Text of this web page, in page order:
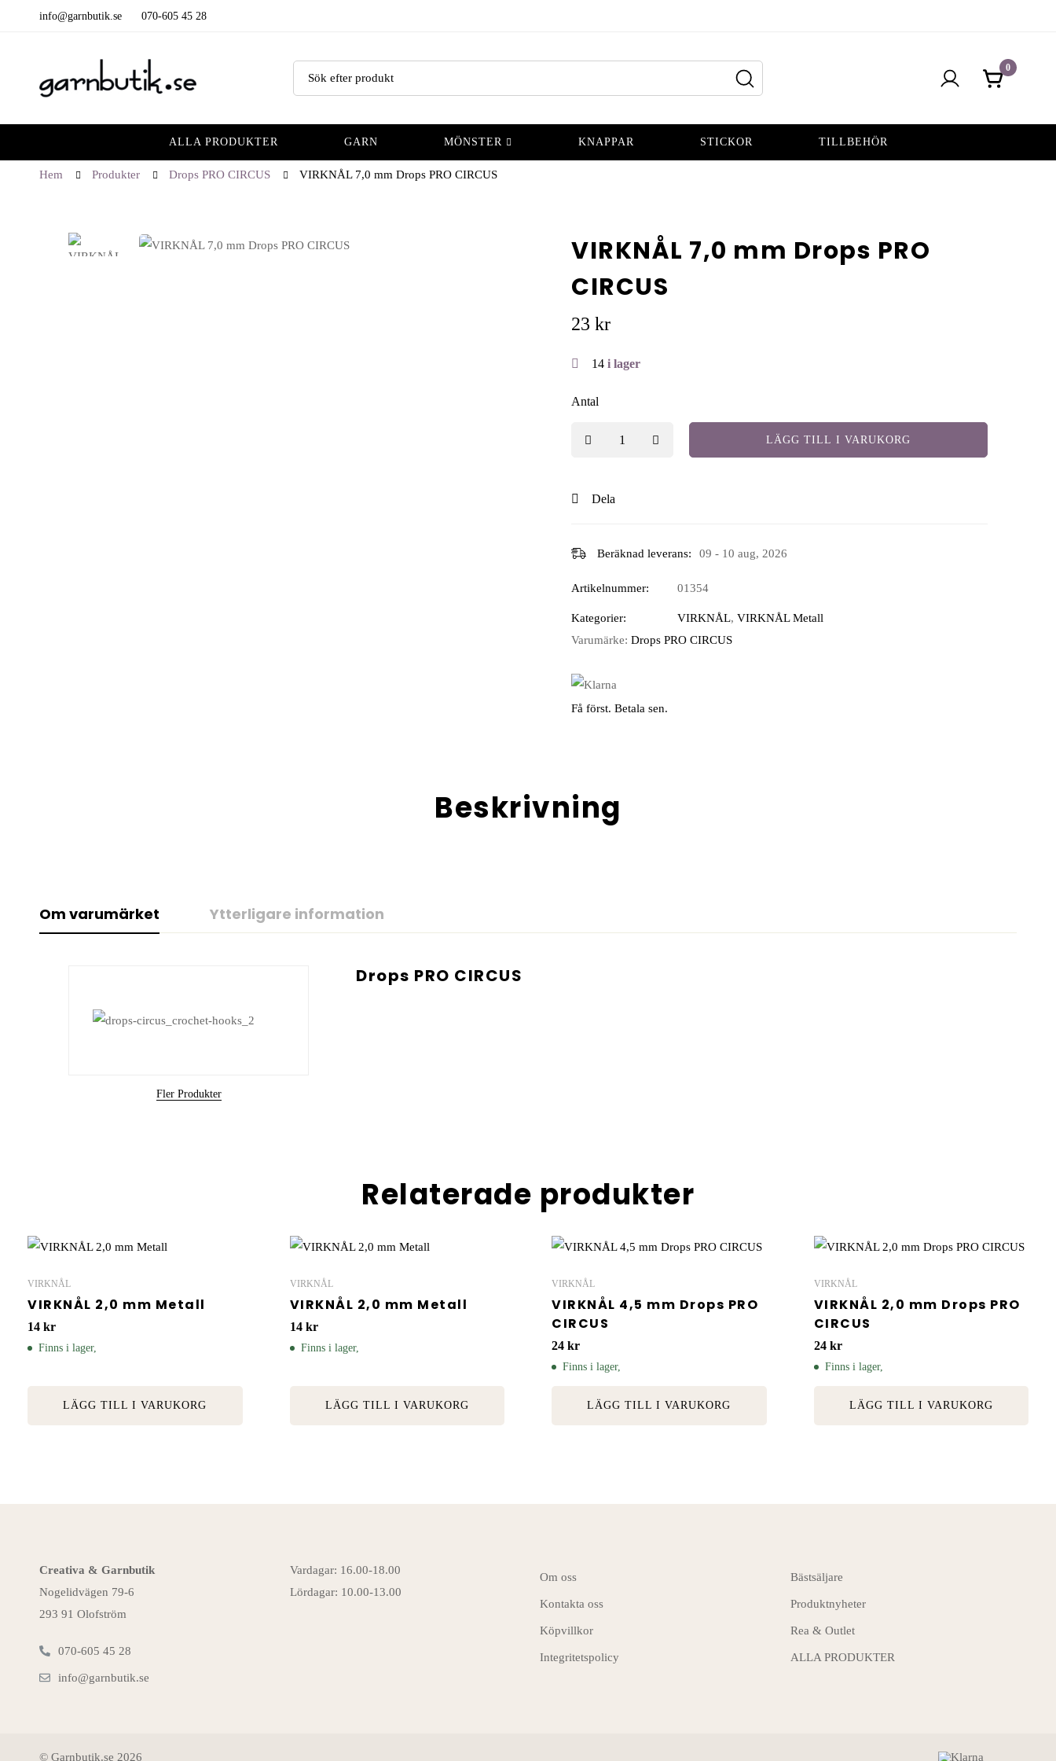
info@garnbutik.se 070-605 45 28
0
ALLA PRODUKTER GARN MÖNSTER KNAPPAR STICKOR TILLBEHÖR
Hem Produkter Drops PRO CIRCUS VIRKNÅL 7,0 mm Drops PRO CIRCUS
VIRKNÅL 7,0 mm Drops PRO
CIRCUS
23 kr
14 i lager
Antal
LÄGG TILL I VARUKORG
Dela
Beräknad leverans: 09 - 10 aug, 2026
Artikelnummer: 01354
Kategorier: VIRKNÅL, VIRKNÅL Metall
Varumärke: Drops PRO CIRCUS
Få först. Betala sen.
Beskrivning
Om varumärket Ytterligare information
Fler Produkter
Drops PRO CIRCUS
Relaterade produkter
VIRKNÅL
VIRKNÅL 2,0 mm Metall
14 kr
Finns i lager,
LÄGG TILL I VARUKORG
VIRKNÅL
VIRKNÅL 2,0 mm Metall
14 kr
Finns i lager,
LÄGG TILL I VARUKORG
VIRKNÅL
VIRKNÅL 4,5 mm Drops PRO
CIRCUS
24 kr
Finns i lager,
LÄGG TILL I VARUKORG
VIRKNÅL
VIRKNÅL 2,0 mm Drops PRO
CIRCUS
24 kr
Finns i lager,
LÄGG TILL I VARUKORG
Creativa & Garnbutik
Nogelidvägen 79-6
293 91 Olofström
070-605 45 28
info@garnbutik.se
Vardagar: 16.00-18.00
Lördagar: 10.00-13.00
Om oss
Kontakta oss
Köpvillkor
Integritetspolicy
Bästsäljare
Produktnyheter
Rea & Outlet
ALLA PRODUKTER
© Garnbutik.se 2026